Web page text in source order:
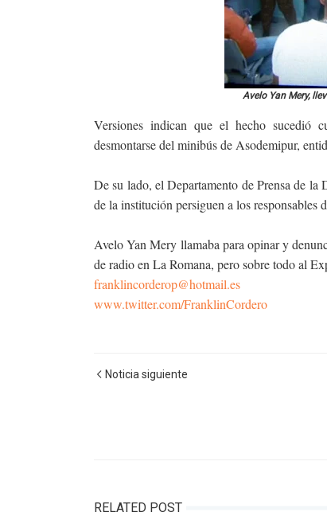
Avelo Yan Mery,
Versiones indican que el hecho sucedió
desmontarse del minibús de Asodemipur,
De su lado, el Departamento de Prensa de
de la institución persiguen a los responsables
Avelo Yan Mery llamaba para opinar y
de radio en La Romana, pero sobre todo al
franklincorderop@hotmail.es
www.twitter.com/FranklinCordero
Noticia siguiente
RELATED POST